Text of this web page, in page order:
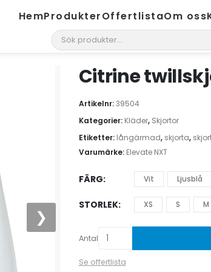
HemProdukterOffertlistaOm oss
❯
Citrine
Artikelnr:39504
Kategorier: Kläder, Skjortor
Etiketter: långärmad, skjorta,
Varumärke: Elevate NXT
FÄRG Vit Ljusblå
STORLEK XS S M
Antal
Se offertlista